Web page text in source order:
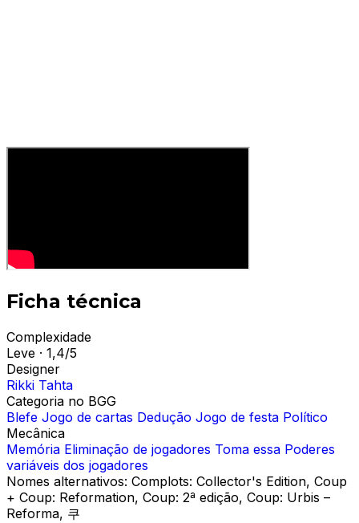
Ficha técnica
Complexidade
Leve · 1,4/5
Designer
Rikki Tahta
Categoria no BGG
Blefe Jogo de cartas Dedução Jogo de festa Político
Mecânica
Memória Eliminação de jogadores Toma essa Poderes
variáveis dos jogadores
Nomes alternativos: Complots: Collector's Edition, Coup
+ Coup: Reformation, Coup: 2ª edição, Coup: Urbis –
Reforma, 쿠